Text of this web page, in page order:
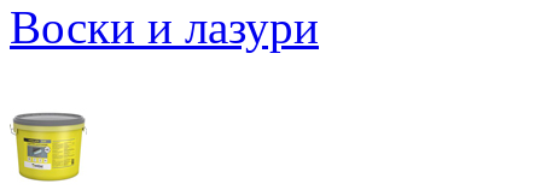
Воски и лазури